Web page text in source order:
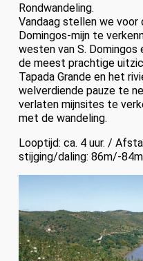
Rondwandeling.
Vandaag stellen we voor
Domingos-mijn te
westen van S. Domingos
de meest prachtige
Tapada Grande en het
welverdiende pauze te
verlaten mijnsites te
met de wandeling.
Looptijd: ca. 4 uur. /
stijging/daling: 86m/-84m